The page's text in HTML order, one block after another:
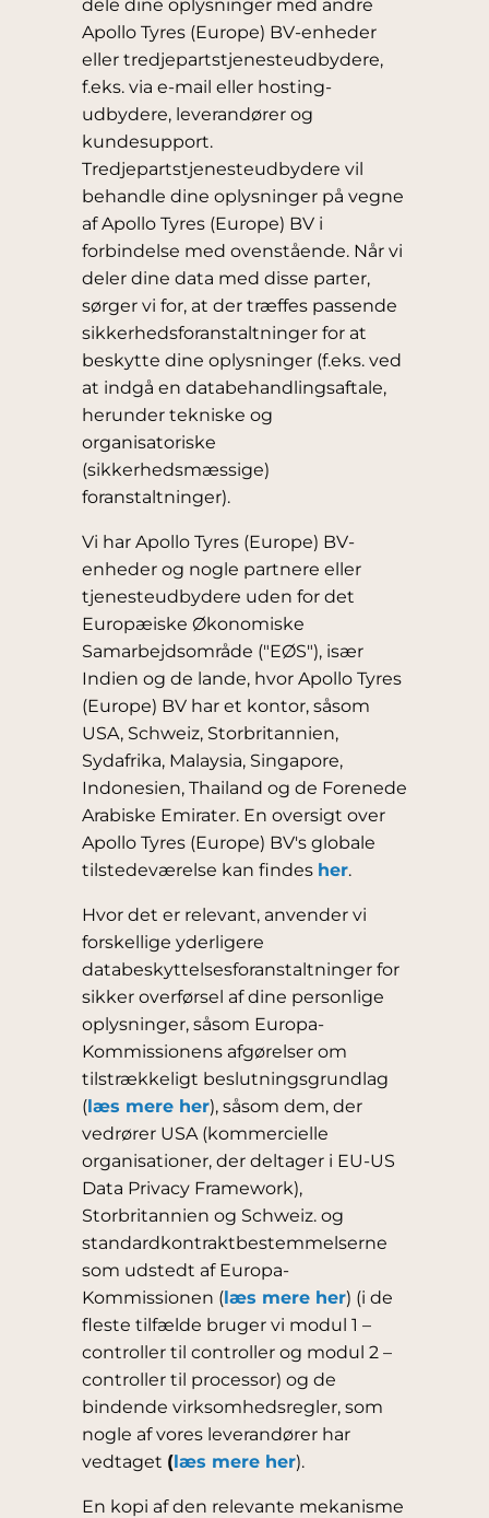
dele dine oplysninger med andre
Apollo Tyres (Europe) BV-enheder
eller tredjepartstjenesteudbydere,
f.eks. via e-mail eller hosting-
udbydere, leverandører og
kundesupport.
Tredjepartstjenesteudbydere vil
behandle dine oplysninger på vegne
af Apollo Tyres (Europe) BV i
forbindelse med ovenstående. Når vi
deler dine data med disse parter,
sørger vi for, at der træffes passende
sikkerhedsforanstaltninger for at
beskytte dine oplysninger (f.eks. ved
at indgå en databehandlingsaftale,
herunder tekniske og
organisatoriske
(sikkerhedsmæssige)
foranstaltninger).
Vi har Apollo Tyres (Europe) BV-
enheder og nogle partnere eller
tjenesteudbydere uden for det
Europæiske Økonomiske
Samarbejdsområde ("EØS"), især
Indien og de lande, hvor Apollo Tyres
(Europe) BV har et kontor, såsom
USA, Schweiz, Storbritannien,
Sydafrika, Malaysia, Singapore,
Indonesien, Thailand og de Forenede
Arabiske Emirater. En oversigt over
Apollo Tyres (Europe) BV's globale
tilstedeværelse kan findes her.
Hvor det er relevant, anvender vi
forskellige yderligere
databeskyttelsesforanstaltninger for
sikker overførsel af dine personlige
oplysninger, såsom Europa-
Kommissionens afgørelser om
tilstrækkeligt beslutningsgrundlag
(læs mere her), såsom dem, der
vedrører USA (kommercielle
organisationer, der deltager i EU-US
Data Privacy Framework),
Storbritannien og Schweiz. og
standardkontraktbestemmelserne
som udstedt af Europa-
Kommissionen (læs mere her) (i de
fleste tilfælde bruger vi modul 1 –
controller til controller og modul 2 –
controller til processor) og de
bindende virksomhedsregler, som
nogle af vores leverandører har
vedtaget (læs mere her).
En kopi af den relevante mekanisme